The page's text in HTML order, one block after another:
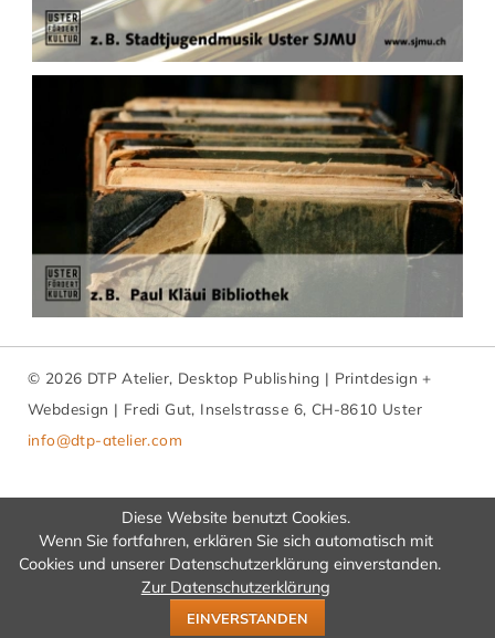
© 2026 DTP Atelier, Desktop Publishing | Printdesign +
Webdesign | Fredi Gut, Inselstrasse 6, CH-8610 Uster
info@dtp-atelier.com
Navigation
Ihre Mitteilung Suchen Sitemap -> Postkarten-Shop
Diese Website benutzt Cookies.
Wenn Sie fortfahren, erklären Sie sich automatisch mit
Cookies und unserer Datenschutzerklärung einverstanden.
Zur Datenschutzerklärung
EINVERSTANDEN